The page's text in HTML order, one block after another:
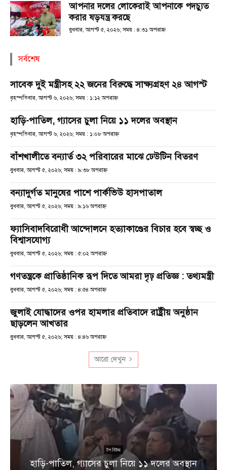
আপনার দলের লোকেরাই আপনাকে পদচ্যুত
করার ষড়যন্ত্র করছে
বুধবার, আগস্ট ৫, ২০২৬; সময় : ৪:৩১ অপরাহ্ণ
সর্বশেষ
সাবেক দুই মন্ত্রীসহ ২২ জনের বিরুদ্ধে সাক্ষ্যগ্রহণ ২৪ আগস্ট
বৃহস্পতিবার, আগস্ট ৬, ২০২৬; সময় : ১:১২ অপরাহ্ণ
হাড়ি-পাতিল, গ্যাসের চুলা নিয়ে ১১ দলের অবস্থান
বৃহস্পতিবার, আগস্ট ৬, ২০২৬; সময় : ১:০৮ অপরাহ্ণ
বাঁশখালীতে বন্যার্ত ৩২ পরিবারের মাঝে ঢেউটিন বিতরণ
বুধবার, আগস্ট ৫, ২০২৬; সময় : ৯:৩৮ অপরাহ্ণ
বন্যাদুর্গত মানুষের পাশে পার্কভিউ হাসপাতাল
বুধবার, আগস্ট ৫, ২০২৬; সময় : ৯:১৬ অপরাহ্ণ
ফ্যাসিবাদবিরোধী আন্দোলনে হত্যাকাণ্ডের বিচার হবে স্বচ্ছ ও
বিশ্বাসযোগ্য
বুধবার, আগস্ট ৫, ২০২৬; সময় : ৫:০২ অপরাহ্ণ
গণতন্ত্রকে প্রাতিষ্ঠানিক রূপ দিতে আমরা দৃঢ় প্রতিজ্ঞ : তথ্যমন্ত্রী
বুধবার, আগস্ট ৫, ২০২৬; সময় : ৪:৫৪ অপরাহ্ণ
জুলাই যোদ্ধাদের ওপর হামলার প্রতিবাদে রাষ্ট্রীয় অনুষ্ঠান
ছাড়লেন আখতার
বুধবার, আগস্ট ৫, ২০২৬; সময় : ৪:৪৬ অপরাহ্ণ
আরো দেখুন
টপ নিউজ
হাড়ি-পাতিল, গ্যাসের চুলা নিয়ে ১১ দলের অবস্থান